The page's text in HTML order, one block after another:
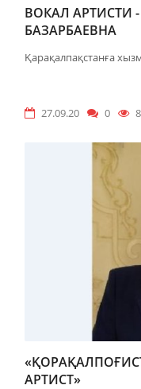
ВОКАЛ АРТИСТИ
БАЗАРБАЕВНА
Қарақалпақстанға
27.09.20 0
АРТИСТ»